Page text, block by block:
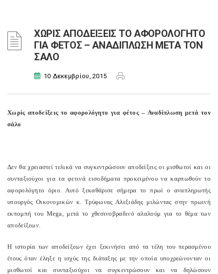
ΧΩΡΙΣ ΑΠΟΔΕΙΞΕΙΣ ΤΟ ΑΦΟΡΟΛΟΓΗΤΟ
ΓΙΑ ΦΕΤΟΣ – ΑΝΑΔΙΠΛΩΣΗ ΜΕΤΑ ΤΟΝ
ΣΑΛΟ
10 Δεκεμβρίου, 2015
Χωρίς αποδείξεις το αφορολόγητο για φέτος – Αναδίπλωση μετά τον
σάλο
Δεν θα χρειαστεί τελικά να συγκεντρώσουν αποδείξεις οι μισθωτοί και οι
συνταξιούχοι για τα φετινά εισοδήματα προκειμένου να καρπωθούν το
αφορολόγητο όριο. Αυτό ξεκαθάρισε σήμερα το πρωί ο αναπληρωτής
υπουργός Οικονομικών κ. Τρύφωνας Αλεξιάδης μιλώντας στην πρωινή
εκπομπή του Mega, μετά το χθεσινοβραδινό αλαλούμ για το θέμα των
αποδείξεων.
Η ιστορία των αποδείξεων έχει ξεκινήσει από τα τέλη του περασμένου
έτους όταν έληξε η ισχύς της διάταξης με την οποία υποχρεώνονταν οι
μισθωτοί και συνταξιούχοι να συγκεντρώσουν και να δηλώσουν